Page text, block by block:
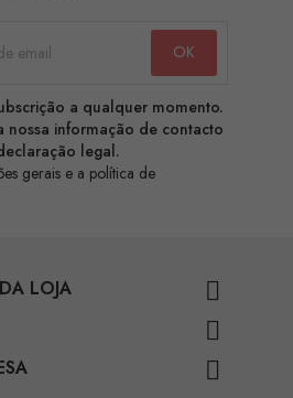
a qualquer momento.
nossa informação de contacto
legal.
gerais e a política de
LOJA 

